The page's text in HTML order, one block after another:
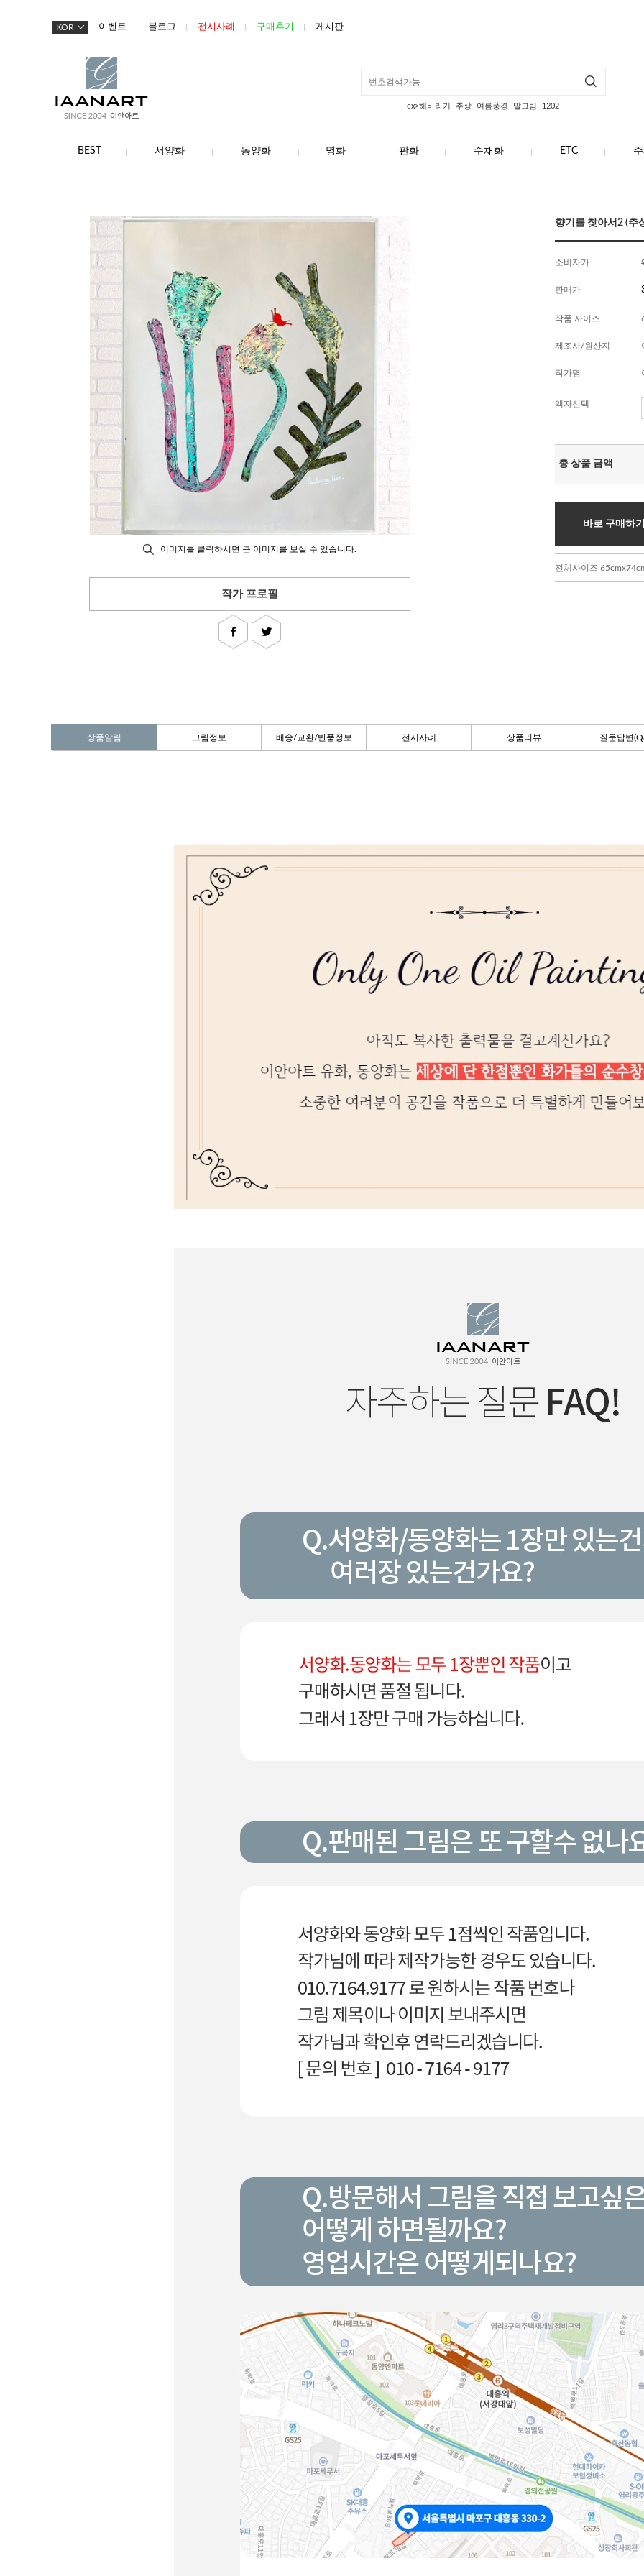
KOR 이벤트 블로그 전시사례 구매후기 게시판
ex>해바라기 추상 여름풍경 말그림 1202
BEST 서양화 동양화 명화 판화 수채화 ETC
이미지를 클릭하시면 큰 이미지를 보실 수 있습니다.
작가 프로필
향기를 찾아서2 (
소비자가
판매가
작품 사이즈
제조사/원산지
작가명
액자선택
총 상품 금액
바로 구매하
전체사이즈
상품알림 그림정보 배송/교환/반품정보 전시사례 상품리뷰 질문답변